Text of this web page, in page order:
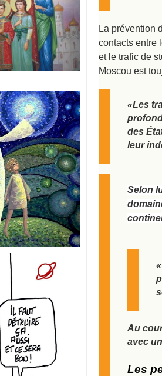
La prévention
contacts entre
et le trafic de
Moscou est
«Les
des
leur
Selon
Au
avec
Les